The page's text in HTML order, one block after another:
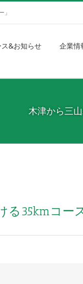
ス&お知らせ 企業情
木津から三
35kmコース